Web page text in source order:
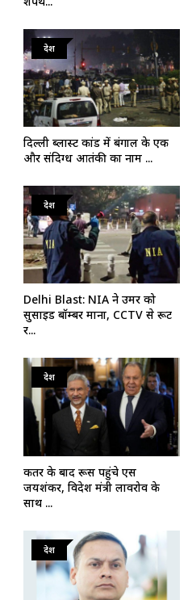
देश
दिल्ली ब्लास्ट कांड में बंगाल के एक
और संदिग्ध आतंकी का नाम ...
देश
Delhi Blast: NIA ने उमर को
सुसाइड बॉम्बर माना, CCTV से रूट
र...
देश
कतर के बाद रूस पहुंचे एस
जयशंकर, विदेश मंत्री लावरोव के
साथ ...
देश